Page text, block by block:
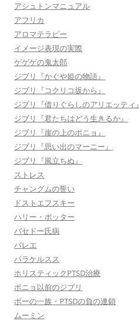
アシュトンマニュアル
アフリカ
アロマテラピー
イメージ表現の実際
ゲゲゲの鬼太郎
ジブリ『かぐや姫の物語』
ジブリ『コクリコ坂から』
ジブリ『借りぐらしのアリエッティ』
ジブリ『君たちはどう生きるか』
ジブリ『崖の上のポニョ』
ジブリ『思い出のマーニー』
ジブリ『風立ちぬ』
ストレス
チャングムの誓い
ドストエフスキー
ハリー・ポッター
バセドー氏病
バレエ
パラケルスス
ホリスティックPTSD治療
ポニョ以前のジブリ
ポーの一族・PTSDの負の連鎖
ムーミン